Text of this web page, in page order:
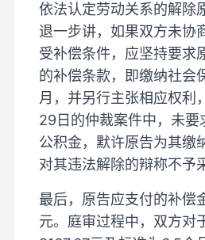
依法认定劳动关系的解除
退一步讲，如果双方未协
受补偿条件，应坚持要求
的补偿条款，即缴纳社会
月，并另行主张相应权利
29日的仲裁案件中，未要
公积金，默许原告为其缴
对其违法解除的辩称不予
最后，原告应支付的补偿
元。庭审过程中，双方对